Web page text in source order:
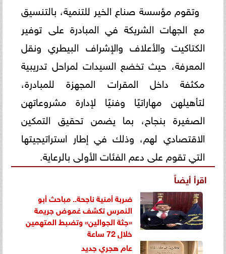
وتقوم مؤسسة صناع الخير للتنمية، بالتنسيق
مع الجهات الشريكة في المبادرة على توفير
الكتاكيت والأعلاف والإشراف البيطري ونقل
المعرفة، حيث تخضع السيدات لمراحل تدريبية
مكثفة داخل المقرات المجهزة للمبادرة،
لتأهيلهن مهاراتيًا وفنيًا لإدارة مشروعاتهن
الصغيرة بنجاح، بما يضمن تحقيق التمكين
الاقتصادي لهم، وذلك في إطار استراتيجيتها
التي تقوم على دعم الفئات الأولى بالرعاية.
اقرأ أيضاً
ضربة أمنية ناجحة.. مباحث أبو
النمرس تكشف غموض جريمة
«جثة الجوالين» وتضبط المتهمين
خلال 72 ساعة
عام هجري جديد